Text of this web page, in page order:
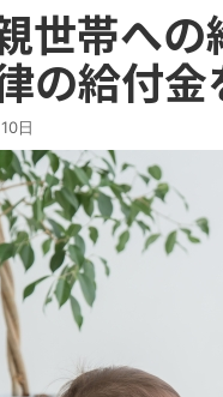
世帯への
の給付金
日